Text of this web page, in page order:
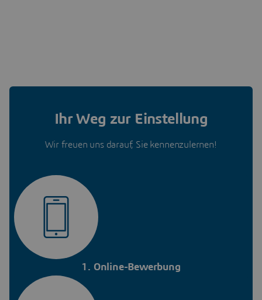
Ihr Weg zur Einstellung
Wir freuen uns darauf, Sie kennenzulernen!
1. Online-Bewerbung